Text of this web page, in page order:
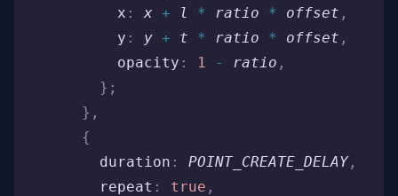
          x
: x + l * ratio * offset ,
          y
: y + t * ratio * offset ,
          opacity
: 1 - ratio ,
        };
      },
      {
        duration
: POINT_CREATE_DELAY,
        repeat
: true ,